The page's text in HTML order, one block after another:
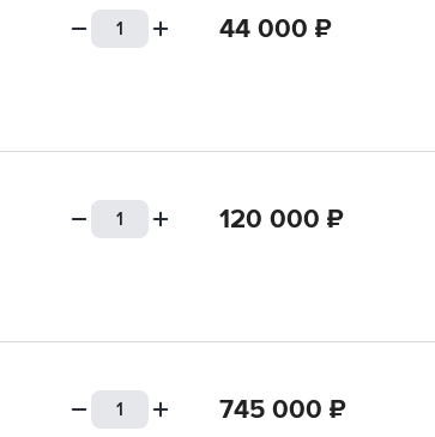
44 000 ₽
120 000 ₽
745 000 ₽